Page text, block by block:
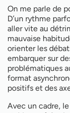
On me parle de
D’un rythme
aller vite au
mauvaise
orienter les
embarquer sur
problématiques
format
positifs et des
Avec un cadre,